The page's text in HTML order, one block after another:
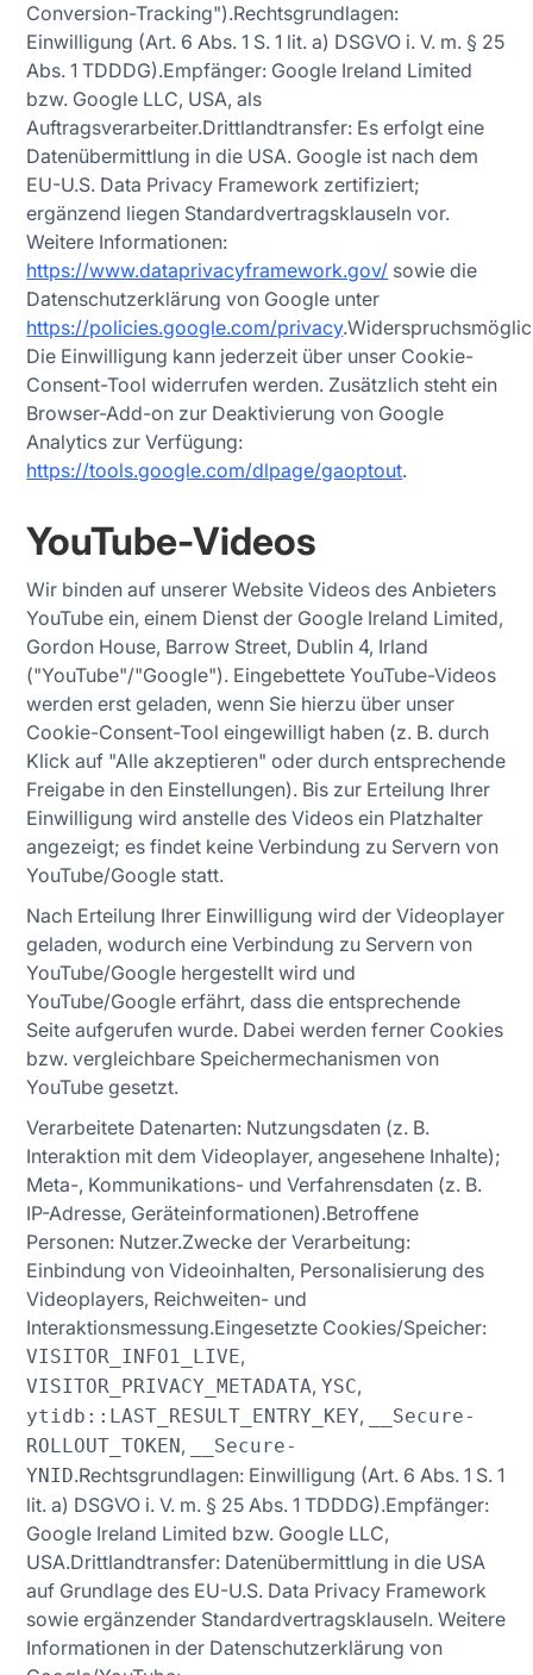
Conversion-Tracking").Rechtsgrundlagen:
Einwilligung (Art. 6 Abs. 1 S. 1 lit. a) DSGVO i. V. m. § 25
Abs. 1 TDDDG).Empfänger: Google Ireland Limited
bzw. Google LLC, USA, als
Auftragsverarbeiter.Drittlandtransfer: Es erfolgt eine
Datenübermittlung in die USA. Google ist nach dem
EU-U.S. Data Privacy Framework zertifiziert;
ergänzend liegen Standardvertragsklauseln vor.
Weitere Informationen:
https://www.dataprivacyframework.gov/ sowie die
Datenschutzerklärung von Google unter
https://policies.google.com/privacy
Die Einwilligung kann jederzeit über unser Cookie-
Consent-Tool widerrufen werden. Zusätzlich steht ein
Browser-Add-on zur Deaktivierung von Google
Analytics zur Verfügung:
https://tools.google.com/dlpage/gaoptout.
YouTube-Videos
Wir binden auf unserer Website Videos des Anbieters
YouTube ein, einem Dienst der Google Ireland Limited,
Gordon House, Barrow Street, Dublin 4, Irland
("YouTube"/"Google"). Eingebettete YouTube-Videos
werden erst geladen, wenn Sie hierzu über unser
Cookie-Consent-Tool eingewilligt haben (z. B. durch
Klick auf "Alle akzeptieren" oder durch entsprechende
Freigabe in den Einstellungen). Bis zur Erteilung Ihrer
Einwilligung wird anstelle des Videos ein Platzhalter
angezeigt; es findet keine Verbindung zu Servern von
YouTube/Google statt.
Nach Erteilung Ihrer Einwilligung wird der Videoplayer
geladen, wodurch eine Verbindung zu Servern von
YouTube/Google hergestellt wird und
YouTube/Google erfährt, dass die entsprechende
Seite aufgerufen wurde. Dabei werden ferner Cookies
bzw. vergleichbare Speichermechanismen von
YouTube gesetzt.
Verarbeitete Datenarten: Nutzungsdaten (z. B.
Interaktion mit dem Videoplayer, angesehene Inhalte);
Meta-, Kommunikations- und Verfahrensdaten (z. B.
IP-Adresse, Geräteinformationen).Betroffene
Personen: Nutzer.Zwecke der Verarbeitung:
Einbindung von Videoinhalten, Personalisierung des
Videoplayers, Reichweiten- und
Interaktionsmessung.Eingesetzte Cookies/Speicher:
VISITOR_INFO1_LIVE,
VISITOR_PRIVACY_METADATA,YSC,
ytidb::LAST_RESULT_ENTRY_KEY,
__Secure-
ROLLOUT_TOKEN,
__Secure-
YNID.Rechtsgrundlagen: Einwilligung (Art. 6 Abs. 1 S. 1
lit. a) DSGVO i. V. m. § 25 Abs. 1 TDDDG).Empfänger:
Google Ireland Limited bzw. Google LLC,
USA.Drittlandtransfer: Datenübermittlung in die USA
auf Grundlage des EU-U.S. Data Privacy Framework
sowie ergänzender Standardvertragsklauseln. Weitere
Informationen in der Datenschutzerklärung von